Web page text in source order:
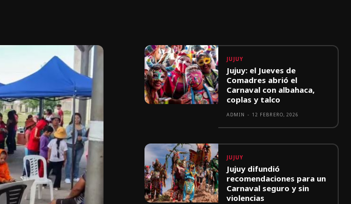
JUJUY
Jujuy: el Jueves de
Comadres abrió el
Carnaval con albahaca,
coplas y talco
ADMIN - 12 FEBRERO, 2026
JUJUY
Jujuy difundió
recomendaciones para un
Carnaval seguro y sin
violencias